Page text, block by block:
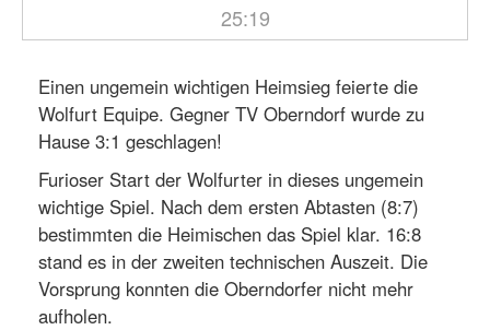
25:19
Einen ungemein wichtigen Heimsieg feierte die
Wolfurt Equipe. Gegner TV Oberndorf wurde zu
Hause 3:1 geschlagen!
Furioser Start der Wolfurter in dieses ungemein
wichtige Spiel. Nach dem ersten Abtasten (8:7)
bestimmten die Heimischen das Spiel klar. 16:8
stand es in der zweiten technischen Auszeit. Die
Vorsprung konnten die Oberndorfer nicht mehr
aufholen.